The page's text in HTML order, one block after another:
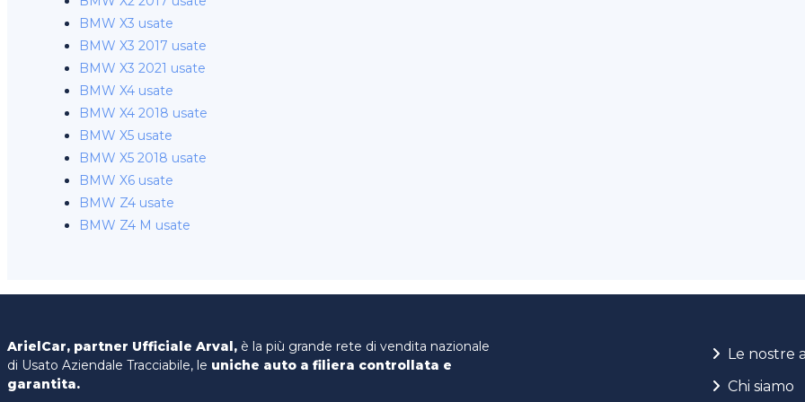
BMW X3 usate
BMW X3 2017 usate
BMW X3 2021 usate
BMW X4 usate
BMW X4 2018 usate
BMW X5 usate
BMW X5 2018 usate
BMW X6 usate
BMW Z4 usate
BMW Z4 M usate
ArielCar, partner Ufficiale Arval, è la più grande rete di vendita nazionale
di Usato Aziendale Tracciabile, le uniche auto a filiera controllata e
garantita.
Le nostre
Chi siamo